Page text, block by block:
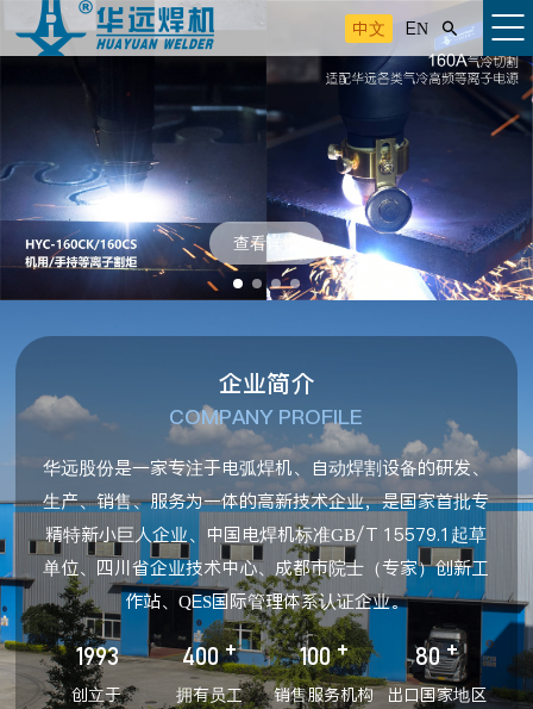
中文 EN 
查看详情
企业简介
COMPANY PROFILE
华远股份是一家专注于电弧焊机、自动焊割设备的研发、
生产、销售、服务为一体的高新技术企业，是国家首批专
精特新小巨人企业、中国电焊机标准GB/T 15579.1起草
单位、四川省企业技术中心、成都市院士（专家）创新工
作站、QES国际管理体系认证企业。
1993
创立于
400 +
拥有员工
100 +
销售服务机构
80 +
出口国家地区